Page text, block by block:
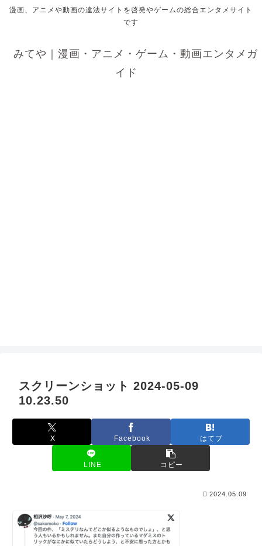
漫画、アニメや動画の違法サイトを啓発やゲームの総合エンタメサイト
です
みてや｜漫画・アニメ・ゲーム・動画エンタメガ
イド
スクリーンショット 2024-05-09
10.23.50
X Facebook はてブ
LINE コピー
2024.05.09